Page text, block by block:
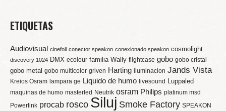
ETIQUETAS
Audiovisual cinefoil conector speakon conexionado speakon cosmolight
discovery 1024 DMX ecolour familia Wally flightcase gobo gobo cristal
gobo metal gobo multicolor griven Harting iluminacion Jands Vista
Kreios Osram lampara ge Liquido de humo livesound Luppaled
maquinas de humo masterled Neutrik osram Philips platinum msd
Powerlink procab rosco Siluj Smoke Factory SPEAKON